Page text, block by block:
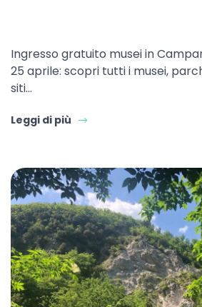
Ingresso gratuito musei in
25 aprile: scopri tutti i musei,
siti…
Leggi di più